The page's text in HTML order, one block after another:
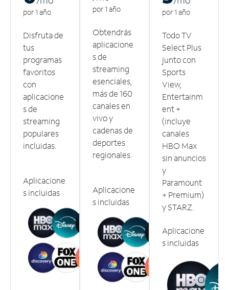
por 1 año
Disfruta de
tus
programas
favoritos
con
aplicacione
s de
streaming
populares
incluidas.
Aplicacione
s incluidas
por 1 año
Obtendrás
aplicacione
s de
streaming
esenciales,
más de 160
canales en
vivo y
cadenas de
deportes
regionales.
Aplicacione
s incluidas
por 1 año
Todo TV
Select Plus
junto con
Sports
View,
Entertainm
ent +
(incluye
canales
HBO Max
sin anuncios
y
Paramount
+ Premium)
y STARZ.
Aplicacione
s incluidas